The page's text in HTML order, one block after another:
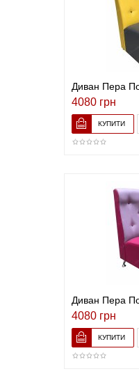
Диван Пера
4080 грн
Диван Пера
4080 грн